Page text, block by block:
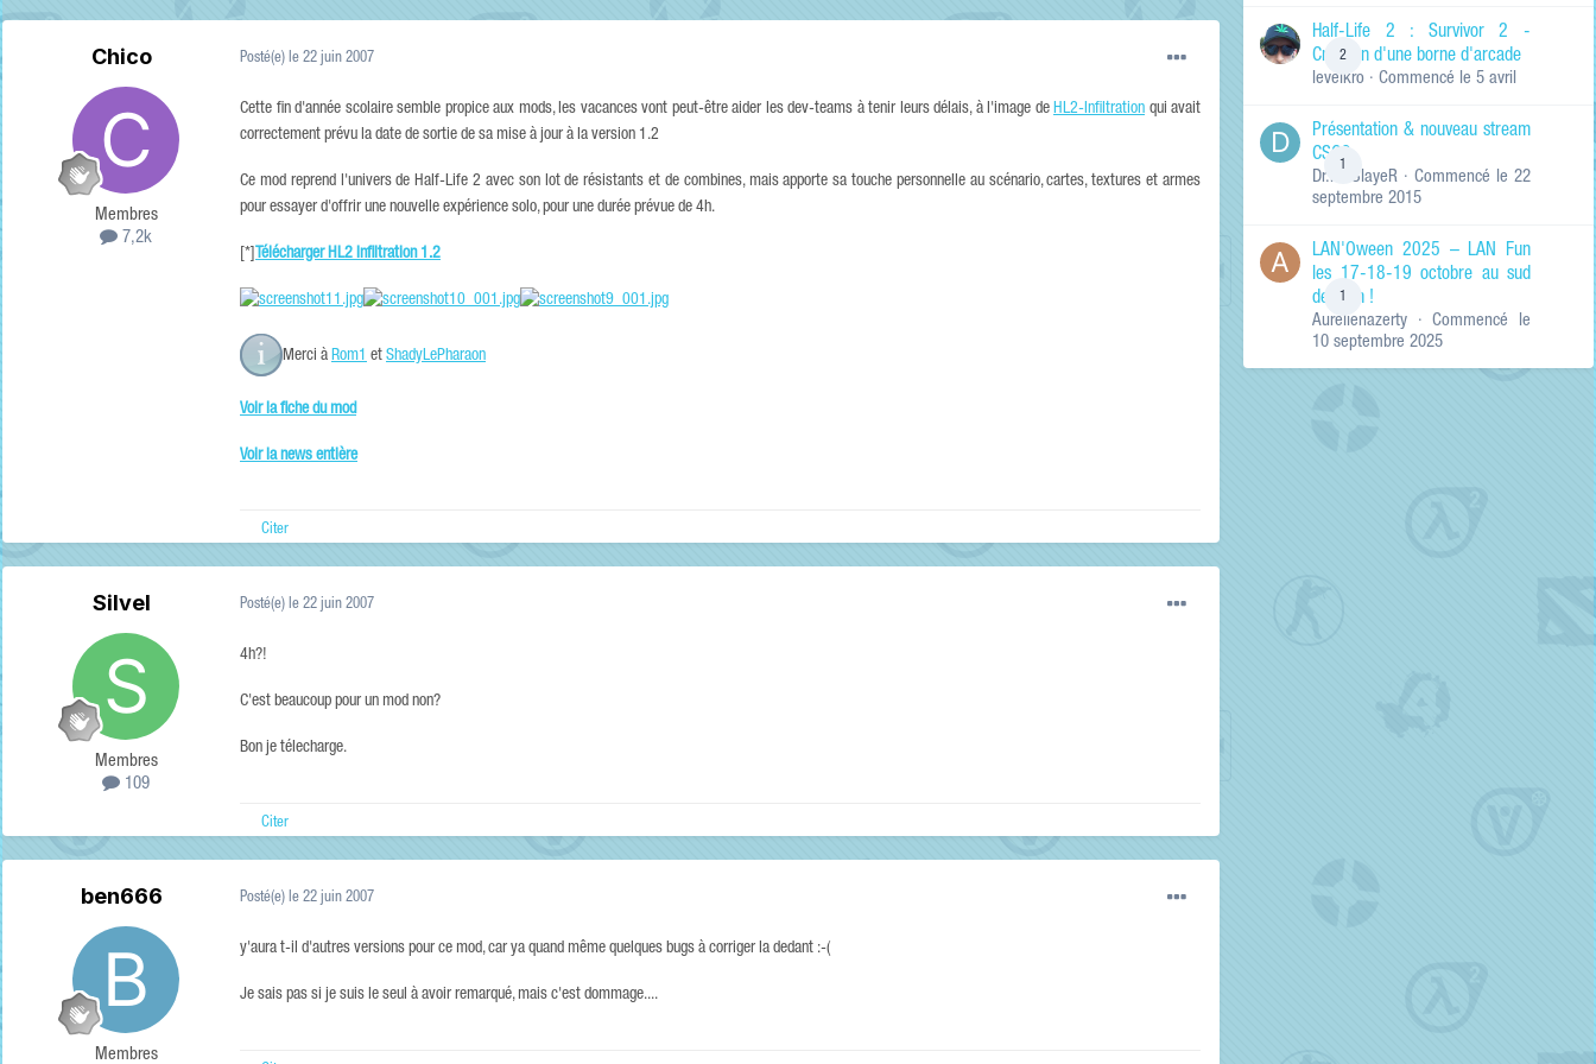
RECHERCHER LES
Titres et corps
Titres des
uniquement
Chico
Membres
7,2k
Posté(e) le 22 juin 2007
Cette fin d'année scolaire semble propice aux mods, les vacances vont peut-être aider les dev-teams à tenir leurs délais, à l'image de HL2-Infiltration qui avait
correctement prévu la date de sortie de sa mise à jour à la version 1.2
Ce mod reprend l'univers de Half-Life 2 avec son lot de résistants et de combines, mais apporte sa touche personnelle au scénario, cartes, textures et armes
pour essayer d'offrir une nouvelle expérience solo, pour une durée prévue de 4h.
[*] Télécharger HL2 Infiltration 1.2
Merci à Rom1 et ShadyLePharaon
Voir la fiche du mod
Voir la news entière
Citer
Silvel
Membres
109
Posté(e) le 22 juin 2007
4h?!
C'est beaucoup pour un mod non?
Bon je télecharge.
Citer
ben666
Membres
Posté(e) le 22 juin 2007
y'aura t-il d'autres versions pour ce mod, car ya quand même quelques bugs à corriger la dedant :-(
Je sais pas si je suis le seul à avoir remarqué, mais c'est dommage....
2
Half-Life 2 : Survivor 2 -
Création d'une borne d'arcade
levelkro · Commencé le 5 avril
1
Présentation & nouveau stream
CSGO
Dr.KinSlayeR · Commencé le 22
septembre 2015
1
LAN'Oween 2025 – LAN Fun
les 17-18-19 octobre au sud
de Lyon !
Aurelienazerty · Commencé le
10 septembre 2025